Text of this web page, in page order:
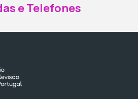
e Telefones